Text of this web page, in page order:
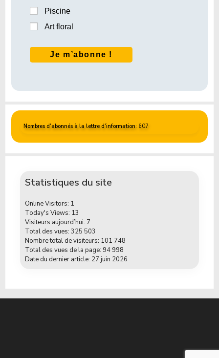
Piscine
Art floral
Nombres d'abonnés à la lettre d'information: 607
Statistiques du site
Online Visitors: 1
Today's Views: 13
Visiteurs aujourd’hui: 7
Total des vues:325 503
Nombre total de visiteurs: 101 748
Total des vues de la page: 94 998
Date du dernier article: 27 juin 2026